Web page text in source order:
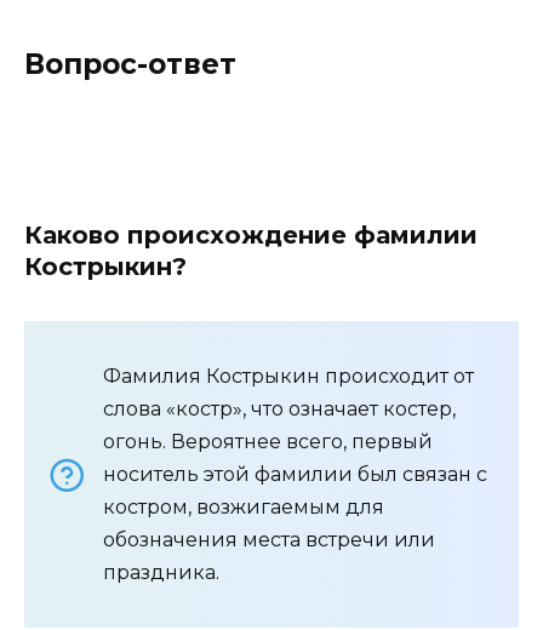
Вопрос-ответ
Каково происхождение фамилии
Кострыкин?
Фамилия Кострыкин происходит от
слова «костр», что означает костер,
огонь. Вероятнее всего, первый
носитель этой фамилии был связан с
костром, возжигаемым для
обозначения места встречи или
праздника.